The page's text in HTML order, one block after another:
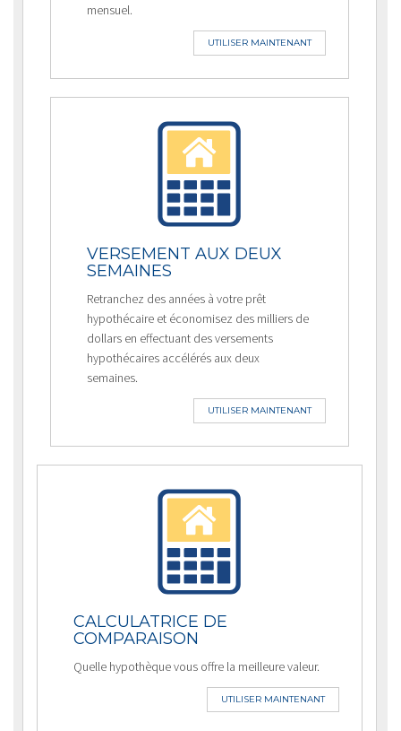
mensuel.
UTILISER MAINTENANT
VERSEMENT AUX DEUX
SEMAINES
Retranchez des années à votre prêt
hypothécaire et économisez des milliers de
dollars en effectuant des versements
hypothécaires accélérés aux deux
semaines.
UTILISER MAINTENANT
CALCULATRICE DE
COMPARAISON
Quelle hypothèque vous offre la meilleure valeur.
UTILISER MAINTENANT